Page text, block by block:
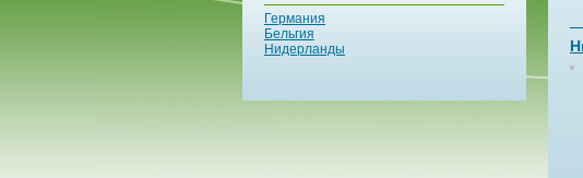
Германия
Бельгия
Нидерланды